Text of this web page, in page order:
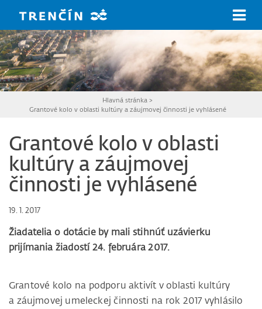
Hlavná stránka >
Grantové kolo v oblasti kultúry a záujmovej činnosti je vyhlásené
Grantové kolo v oblasti
kultúry a záujmovej
činnosti je vyhlásené
19. 1. 2017
Žiadatelia o dotácie by mali stihnúť uzávierku
prijímania žiadostí 24. februára 2017.
Grantové kolo na podporu aktivít v oblasti kultúry
a záujmovej umeleckej činnosti na rok 2017 vyhlásilo